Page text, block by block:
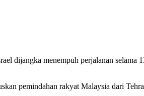
menempuh perjalanan selama
pemindahan rakyat Malaysia dari